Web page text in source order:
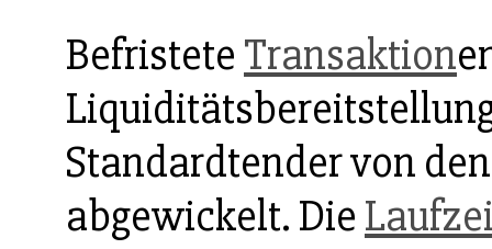
Befristete Transaktion
Standardtender von
abgewickelt. Die